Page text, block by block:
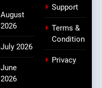
August
2026
July 2026
June
2026
Support
Terms &
Condition
Privacy